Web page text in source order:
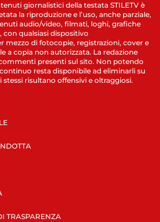
giornalistici della testata STILETV è
la riproduzione e l’uso, anche parziale,
audio/video, filmati, loghi, grafiche
con qualsiasi dispositivo
mezzo di fotocopie, registrazioni, cover e
a copia non autorizzata. La redazione
presenti sul sito. Non potendo
resta disponibile ad eliminarli su
stessi risultano offensivi e oltraggiosi.
TRASPARENZA